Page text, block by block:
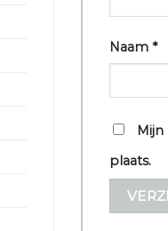
Naam *
plaats.